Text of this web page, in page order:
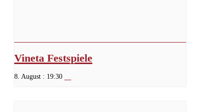
Vineta Festspiele
8. August : 19:30